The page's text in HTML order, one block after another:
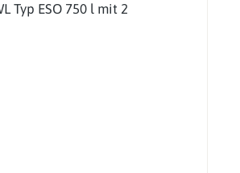
Typ ESO 750 l mit 2